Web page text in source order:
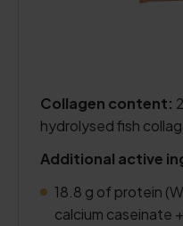
Collagen content:
hydrolysed fish
Additional active
18.8 g of protein
calcium caseinate